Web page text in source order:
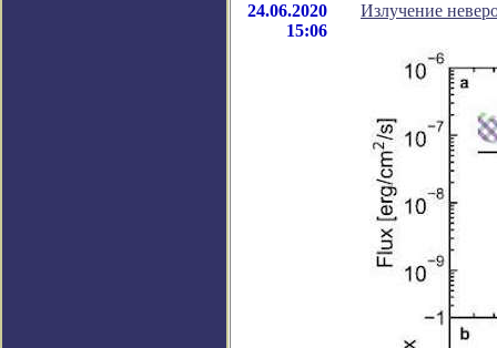
24.06.2020
15:06
Излучение